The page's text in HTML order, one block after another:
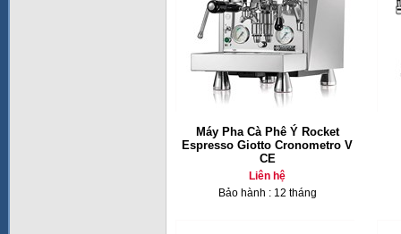
Máy Pha Cà Phê Ý Rocket
Espresso Giotto Cronometro V
CE
Liên hệ
Bảo hành : 12 tháng